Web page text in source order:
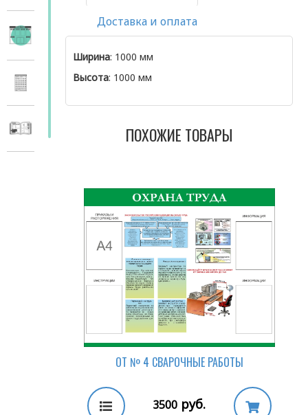
Доставка и оплата
Ширина: 1000 мм
Высота: 1000 мм
ПОХОЖИЕ ТОВАРЫ
ОТ № 4 СВАРОЧНЫЕ РАБОТЫ
3500 руб.